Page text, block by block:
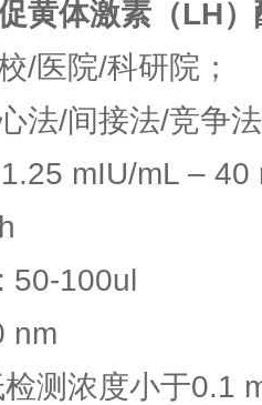
黄体激素（LH
/医院/科研院；
法/间接法/竞争
mIU/mL – 40
50-100ul
nm
测浓度小于0.1